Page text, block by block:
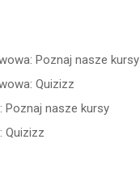
Poznaj nasze kursy
Quizizz
Poznaj nasze kursy
Quizizz